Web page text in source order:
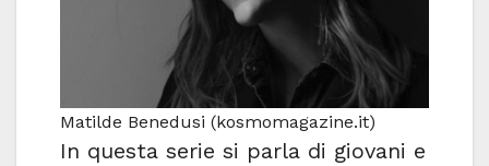
Matilde Benedusi (kosmomagazine.it)
In questa serie si parla di giovani e